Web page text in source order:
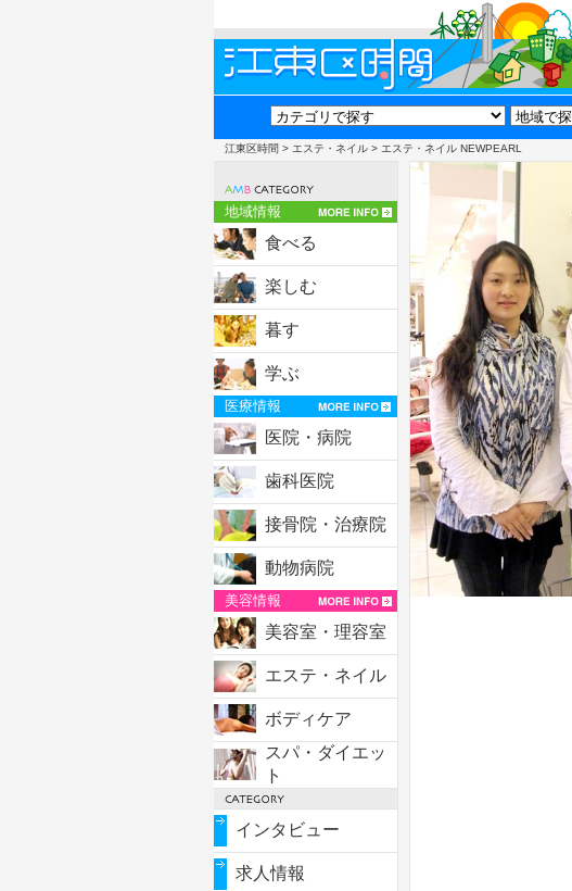
江東区時間 > エステ・ネイル > エステ・ネイル NEWPEARL
地域情報
食べる
楽しむ
暮す
学ぶ
医療情報
医院・病院
歯科医院
接骨院・治療院
動物病院
美容情報
美容室・理容室
エステ・ネイル
ボディケア
スパ・ダイエッ
ト
インタビュー
求人情報